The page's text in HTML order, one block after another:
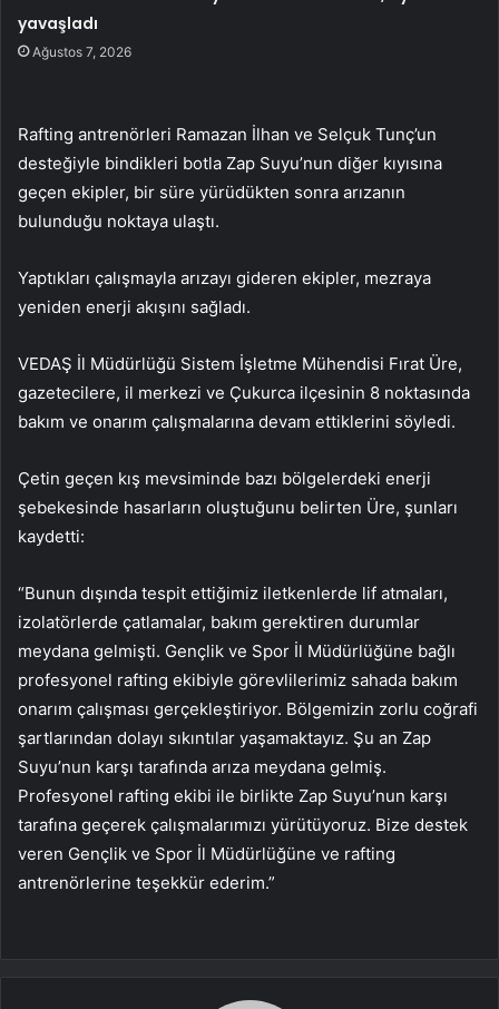
yavaşladı
Ağustos 7, 2026
Rafting antrenörleri Ramazan İlhan ve Selçuk Tunç’un
desteğiyle bindikleri botla Zap Suyu’nun diğer kıyısına
geçen ekipler, bir süre yürüdükten sonra arızanın
bulunduğu noktaya ulaştı.
Yaptıkları çalışmayla arızayı gideren ekipler, mezraya
yeniden enerji akışını sağladı.
VEDAŞ İl Müdürlüğü Sistem İşletme Mühendisi Fırat Üre,
gazetecilere, il merkezi ve Çukurca ilçesinin 8 noktasında
bakım ve onarım çalışmalarına devam ettiklerini söyledi.
Çetin geçen kış mevsiminde bazı bölgelerdeki enerji
şebekesinde hasarların oluştuğunu belirten Üre, şunları
kaydetti:
“Bunun dışında tespit ettiğimiz iletkenlerde lif atmaları,
izolatörlerde çatlamalar, bakım gerektiren durumlar
meydana gelmişti. Gençlik ve Spor İl Müdürlüğüne bağlı
profesyonel rafting ekibiyle görevlilerimiz sahada bakım
onarım çalışması gerçekleştiriyor. Bölgemizin zorlu coğrafi
şartlarından dolayı sıkıntılar yaşamaktayız. Şu an Zap
Suyu’nun karşı tarafında arıza meydana gelmiş.
Profesyonel rafting ekibi ile birlikte Zap Suyu’nun karşı
tarafına geçerek çalışmalarımızı yürütüyoruz. Bize destek
veren Gençlik ve Spor İl Müdürlüğüne ve rafting
antrenörlerine teşekkür ederim.”